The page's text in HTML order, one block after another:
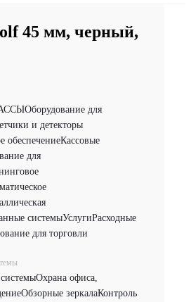
45 мм, черный,
Оборудование для
и детекторы
обеспечениеКассовые
для
системыУслугиРасходные
для торговли
Охрана офиса,
Обзорные зеркалаКонтроль